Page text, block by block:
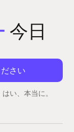
今日
さい
い、本当に。